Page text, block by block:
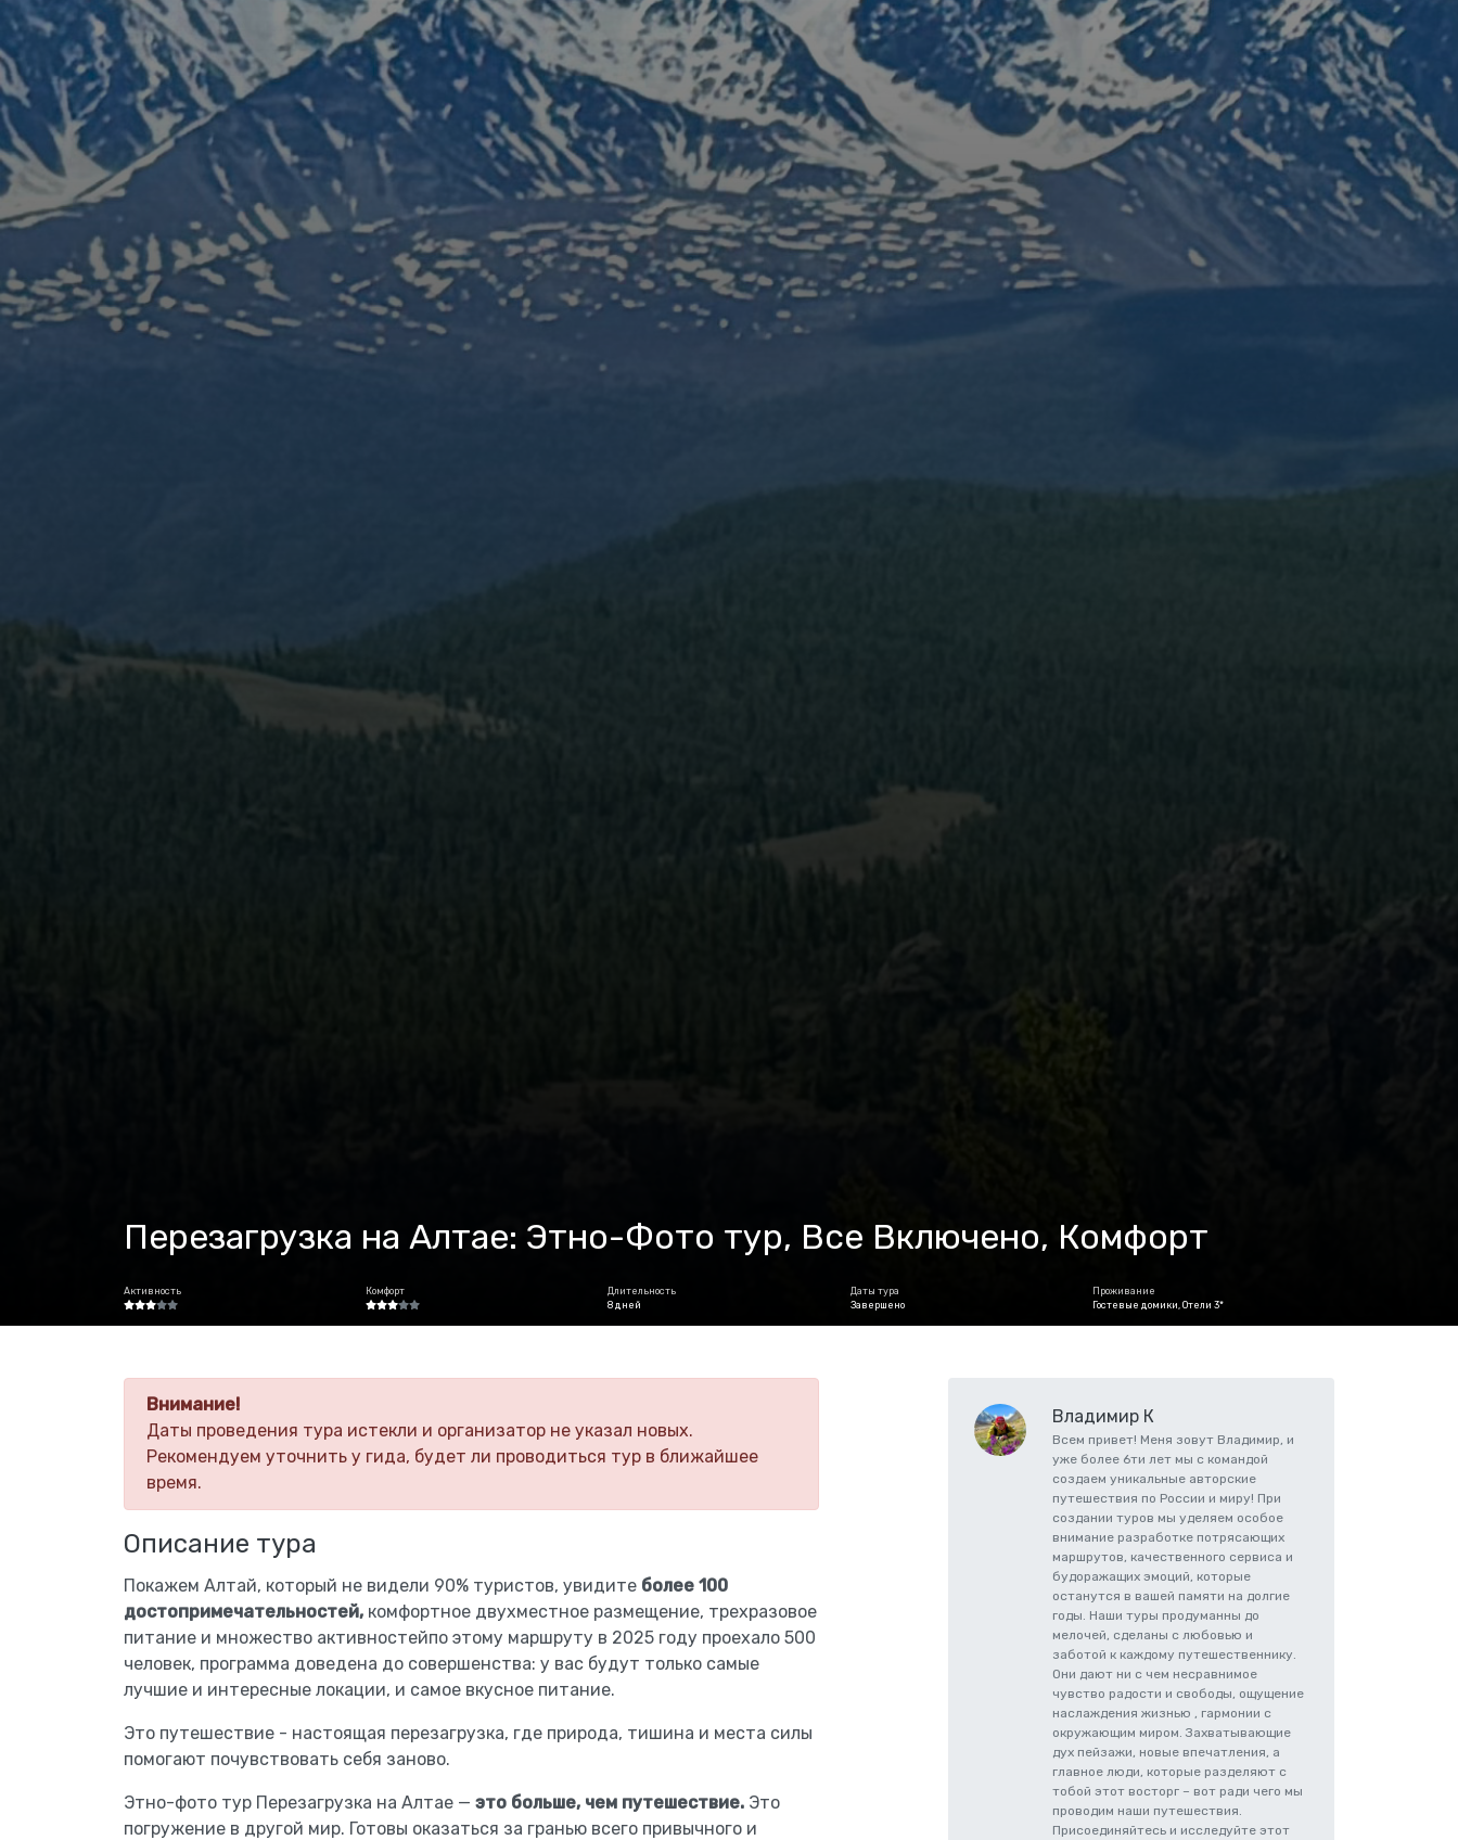
Перезагрузка на Алтае: Этно-Фото тур, Все Включено, Комфорт
Активность Комфорт
Длительность
8 дней
Даты тура
Завершено
Проживание
Гостевые домики, Отели 3*
Внимание!
Даты проведения тура истекли и организатор не указал новых.
Рекомендуем уточнить у гида, будет ли проводиться тур в ближайшее
время.
Описание тура
Покажем Алтай, который не видели 90% туристов, увидите более 100
достопримечательностей, комфортное двухместное размещение, трехразовое
питание и множество активностейпо этому маршруту в 2025 году проехало 500
человек, программа доведена до совершенства: у вас будут только самые
лучшие и интересные локации, и самое вкусное питание.
Это путешествие - настоящая перезагрузка, где природа, тишина и места силы
помогают почувствовать себя заново.
Этно-фото тур Перезагрузка на Алтае — это больше, чем путешествие. Это
погружение в другой мир. Готовы оказаться за гранью всего привычного и
Владимир К
Всем привет! Меня зовут Владимир, и
уже более 6ти лет мы с командой
создаем уникальные авторские
путешествия по России и миру! При
создании туров мы уделяем особое
внимание разработке потрясающих
маршрутов, качественного сервиса и
будоражащих эмоций, которые
останутся в вашей памяти на долгие
годы. Наши туры продуманны до
мелочей, сделаны с любовью и
заботой к каждому путешественнику.
Они дают ни с чем несравнимое
чувство радости и свободы, ощущение
наслаждения жизнью , гармонии с
окружающим миром. Захватывающие
дух пейзажи, новые впечатления, а
главное люди, которые разделяют с
тобой этот восторг – вот ради чего мы
проводим наши путешествия.
Присоединяйтесь и исследуйте этот